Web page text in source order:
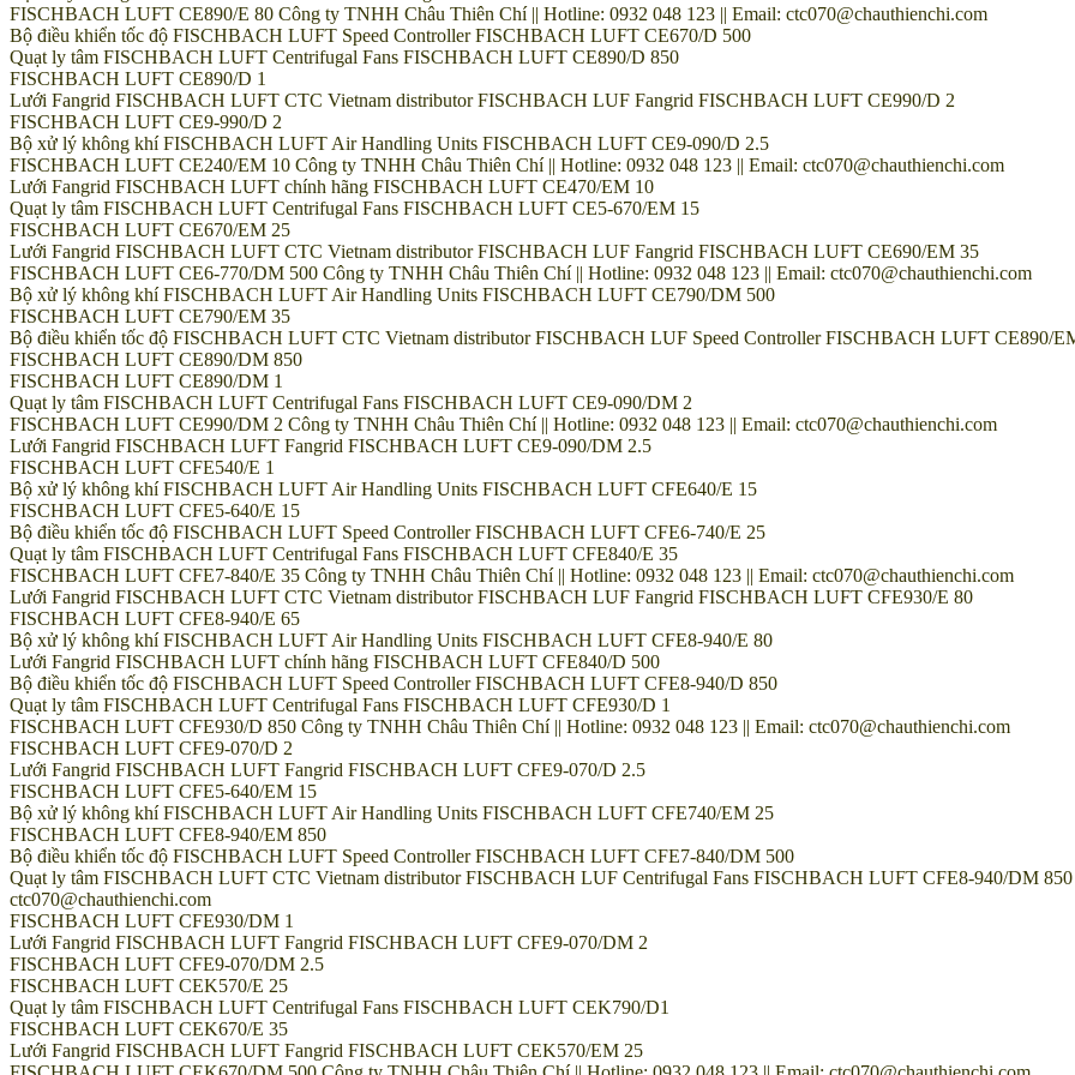
FISCHBACH LUFT CE890/E 80 Công ty TNHH Châu Thiên Chí || Hotline: 0932 048 123 || Email: ctc070@chauthienchi.com
Bộ điều khiển tốc độ FISCHBACH LUFT Speed Controller FISCHBACH LUFT CE670/D 500
Quạt ly tâm FISCHBACH LUFT Centrifugal Fans FISCHBACH LUFT CE890/D 850
FISCHBACH LUFT CE890/D 1
Lưới Fangrid FISCHBACH LUFT CTC Vietnam distributor FISCHBACH LUF Fangrid FISCHBACH LUFT CE990/D 2
FISCHBACH LUFT CE9-990/D 2
Bộ xử lý không khí FISCHBACH LUFT Air Handling Units FISCHBACH LUFT CE9-090/D 2.5
FISCHBACH LUFT CE240/EM 10 Công ty TNHH Châu Thiên Chí || Hotline: 0932 048 123 || Email: ctc070@chauthienchi.com
Lưới Fangrid FISCHBACH LUFT chính hãng FISCHBACH LUFT CE470/EM 10
Quạt ly tâm FISCHBACH LUFT Centrifugal Fans FISCHBACH LUFT CE5-670/EM 15
FISCHBACH LUFT CE670/EM 25
Lưới Fangrid FISCHBACH LUFT CTC Vietnam distributor FISCHBACH LUF Fangrid FISCHBACH LUFT CE690/EM 35
FISCHBACH LUFT CE6-770/DM 500 Công ty TNHH Châu Thiên Chí || Hotline: 0932 048 123 || Email: ctc070@chauthienchi.com
Bộ xử lý không khí FISCHBACH LUFT Air Handling Units FISCHBACH LUFT CE790/DM 500
FISCHBACH LUFT CE790/EM 35
Bộ điều khiển tốc độ FISCHBACH LUFT CTC Vietnam distributor FISCHBACH LUF Speed Controller FISCHBACH LUFT CE890/
FISCHBACH LUFT CE890/DM 850
FISCHBACH LUFT CE890/DM 1
Quạt ly tâm FISCHBACH LUFT Centrifugal Fans FISCHBACH LUFT CE9-090/DM 2
FISCHBACH LUFT CE990/DM 2 Công ty TNHH Châu Thiên Chí || Hotline: 0932 048 123 || Email: ctc070@chauthienchi.com
Lưới Fangrid FISCHBACH LUFT Fangrid FISCHBACH LUFT CE9-090/DM 2.5
FISCHBACH LUFT CFE540/E 1
Bộ xử lý không khí FISCHBACH LUFT Air Handling Units FISCHBACH LUFT CFE640/E 15
FISCHBACH LUFT CFE5-640/E 15
Bộ điều khiển tốc độ FISCHBACH LUFT Speed Controller FISCHBACH LUFT CFE6-740/E 25
Quạt ly tâm FISCHBACH LUFT Centrifugal Fans FISCHBACH LUFT CFE840/E 35
FISCHBACH LUFT CFE7-840/E 35 Công ty TNHH Châu Thiên Chí || Hotline: 0932 048 123 || Email: ctc070@chauthienchi.com
Lưới Fangrid FISCHBACH LUFT CTC Vietnam distributor FISCHBACH LUF Fangrid FISCHBACH LUFT CFE930/E 80
FISCHBACH LUFT CFE8-940/E 65
Bộ xử lý không khí FISCHBACH LUFT Air Handling Units FISCHBACH LUFT CFE8-940/E 80
Lưới Fangrid FISCHBACH LUFT chính hãng FISCHBACH LUFT CFE840/D 500
Bộ điều khiển tốc độ FISCHBACH LUFT Speed Controller FISCHBACH LUFT CFE8-940/D 850
Quạt ly tâm FISCHBACH LUFT Centrifugal Fans FISCHBACH LUFT CFE930/D 1
FISCHBACH LUFT CFE930/D 850 Công ty TNHH Châu Thiên Chí || Hotline: 0932 048 123 || Email: ctc070@chauthienchi.com
FISCHBACH LUFT CFE9-070/D 2
Lưới Fangrid FISCHBACH LUFT Fangrid FISCHBACH LUFT CFE9-070/D 2.5
FISCHBACH LUFT CFE5-640/EM 15
Bộ xử lý không khí FISCHBACH LUFT Air Handling Units FISCHBACH LUFT CFE740/EM 25
FISCHBACH LUFT CFE8-940/EM 850
Bộ điều khiển tốc độ FISCHBACH LUFT Speed Controller FISCHBACH LUFT CFE7-840/DM 500
Quạt ly tâm FISCHBACH LUFT CTC Vietnam distributor FISCHBACH LUF Centrifugal Fans FISCHBACH LUFT CFE8-940/DM
ctc070@chauthienchi.com
FISCHBACH LUFT CFE930/DM 1
Lưới Fangrid FISCHBACH LUFT Fangrid FISCHBACH LUFT CFE9-070/DM 2
FISCHBACH LUFT CFE9-070/DM 2.5
FISCHBACH LUFT CEK570/E 25
Quạt ly tâm FISCHBACH LUFT Centrifugal Fans FISCHBACH LUFT CEK790/D1
FISCHBACH LUFT CEK670/E 35
Lưới Fangrid FISCHBACH LUFT Fangrid FISCHBACH LUFT CEK570/EM 25